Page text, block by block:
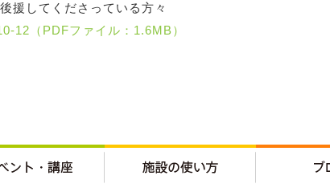
後援してくださっている方々
12（PDFファイル：1.6MB）